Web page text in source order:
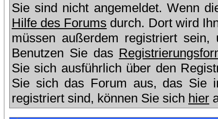
Sie sind nicht angemeldet. Wenn
Hilfe des Forums durch. Dort wird
müssen außerdem registriert
Benutzen Sie das
Sie sich ausführlich über den
Sie sich das Forum aus, das Sie
registriert sind, können Sie sich hier